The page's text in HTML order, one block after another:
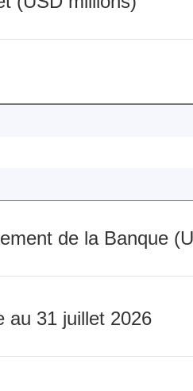
de la Banque
au 31 juillet 2026